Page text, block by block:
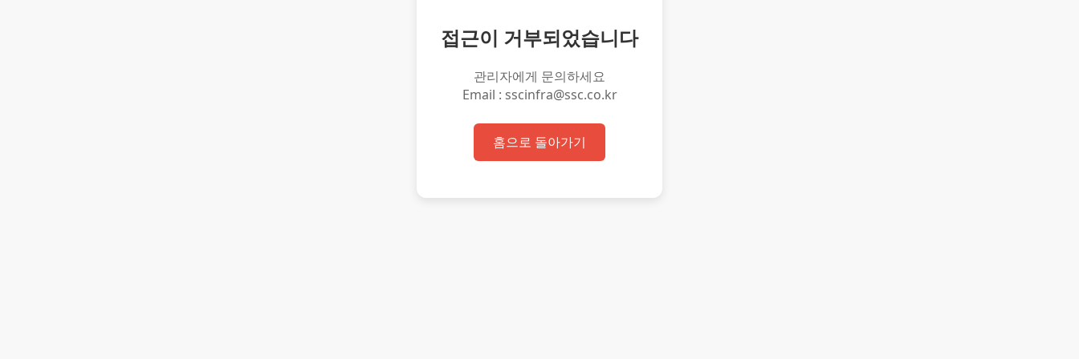
접근이 거부되었습니다
관리자에게 문의하세요
Email : sscinfra@ssc.co.kr
홈으로 돌아가기